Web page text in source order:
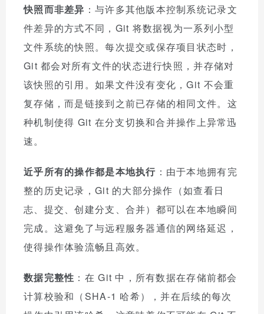
快照而非差异 ：与许多其他版本控制系统记录文
件差异的方式不同，Git 将数据视为一系列小型
文件系统的快照。每次提交或保存项目状态时，
Git 都会对所有文件的状态进行快照，并存储对
该快照的引用。如果文件没有变化，Git 不会重
复存储，而是链接到之前已存储的相同文件。这
种机制使得 Git 在分支切换和合并操作上异常迅
速。
近乎所有的操作都是本地执行 ：由于本地拥有完
整的历史记录，Git 的大部分操作（如查看日
志、提交、创建分支、合并）都可以在本地瞬间
完成。这避免了与远程服务器通信的网络延迟，
使得操作体验流畅且高效。
数据完整性 ：在 Git 中，所有数据在存储前都会
计算校验和（SHA-1 哈希），并在后续的每次